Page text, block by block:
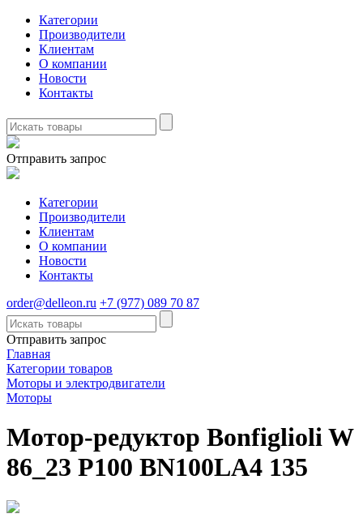
Категории
Производители
Клиентам
О компании
Новости
Контакты
Отправить запрос
Категории
Производители
Клиентам
О компании
Новости
Контакты
order@delleon.ru +7 (977) 089 70 87
Отправить запрос
Главная
Категории товаров
Моторы и электродвигатели
Моторы
Мотор-редуктор Bonfiglioli W
86_23 P100 BN100LA4 135